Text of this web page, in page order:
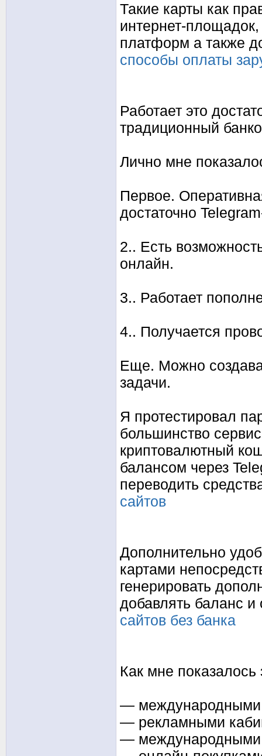
Такие карты как
интернет-
платформ а также
способы оплаты
Работает это
традиционный
Лично мне
Первое.
достаточно
2.. Есть
онлайн.
3.. Работает
4.. Получается
Еще. Можно
задачи.
Я протестировал
большинство
криптовалютный
балансом через
переводить
сайтов
Дополнительно
картами
генерировать
добавлять баланс и
сайтов без банка
Как мне показалось
— международными
— рекламными
— международными